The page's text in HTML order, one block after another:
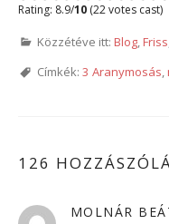
Rating: 8.9/10 (22 votes cast)
Közzétéve itt: Blog,Friss
Címkék: 3 Aranymosás,
126
MOLNÁR